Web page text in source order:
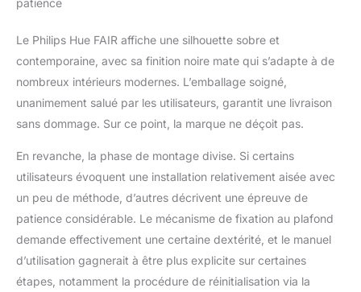
fonctionnalités
supplémentaires
(gestion à distance,
routines). Contrôlez
Hue, votre mobile ou
via votre assistant
vocal (Alexa, Google
Assistant, etc.). Déjà
utilisateur Philips Hue:
Cette ampoule
connectée compatible
Bluetooth, peut se
connecter avec votre
pont Hue et être
patience
Le Philips Hue FAIR affiche une silhouette sobre et
contemporaine, avec sa finition noire mate qui s’adapte à de
nombreux intérieurs modernes. L’emballage soigné,
unanimement salué par les utilisateurs, garantit une livraison
sans dommage. Sur ce point, la marque ne déçoit pas.
En revanche, la phase de montage divise. Si certains
utilisateurs évoquent une installation relativement aisée avec
un peu de méthode, d’autres décrivent une épreuve de
patience considérable. Le mécanisme de fixation au plafond
demande effectivement une certaine dextérité, et le manuel
d’utilisation gagnerait à être plus explicite sur certaines
étapes, notamment la procédure de réinitialisation via la